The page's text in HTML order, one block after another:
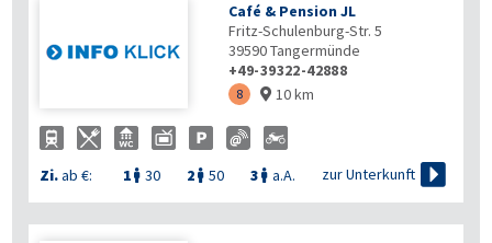
Café & Pension JL
Fritz-Schulenburg-Str. 5
39590Tangermünde
+49-39322-42888
8  10 km
Zi.ab €: 1  30 2  50 3  a.A. zur Unterkunft 